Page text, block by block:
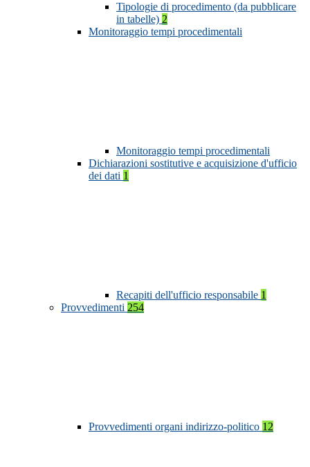
Tipologie di procedimento (da pubblicare
in tabelle) 2
Monitoraggio tempi procedimentali
Monitoraggio tempi procedimentali
Dichiarazioni sostitutive e acquisizione d'ufficio
dei dati 1
Recapiti dell'ufficio responsabile 1
Provvedimenti 254
Provvedimenti organi indirizzo-politico 12